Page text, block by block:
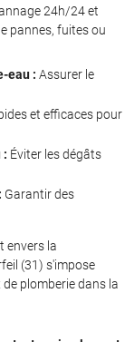
24h/24 et
pannes, fuites ou
eau : Assurer le
et efficaces pour
: Éviter les dégâts
Garantir des
envers la
(31) s'impose
plomberie dans la